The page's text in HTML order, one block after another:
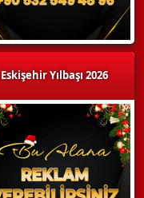
Eskişehir Yılbaşı 2026